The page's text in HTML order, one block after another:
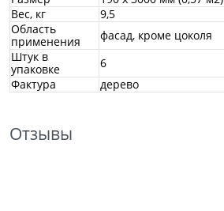
Вес, кг
9,5
Область
применения
фасад, кроме цоколя
Штук в
упаковке
6
Фактура
дерево
Отзывы